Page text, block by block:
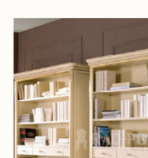
Aktualności
O co pytacie?
Napisz do nas
Kuchnie
Dodatki
Tkaniny
Katalog